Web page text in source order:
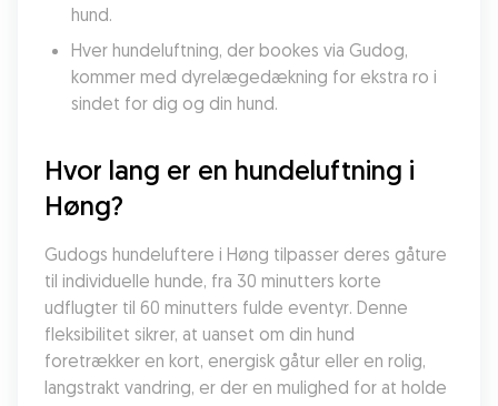
hund.
Hver hundeluftning, der bookes via Gudog,
kommer med dyrelægedækning for ekstra ro i
sindet for dig og din hund.
Hvor lang er en hundeluftning i
Høng?
Gudogs hundeluftere i Høng tilpasser deres gåture
til individuelle hunde, fra 30 minutters korte
udflugter til 60 minutters fulde eventyr. Denne
fleksibilitet sikrer, at uanset om din hund
foretrækker en kort, energisk gåtur eller en rolig,
langstrakt vandring, er der en mulighed for at holde